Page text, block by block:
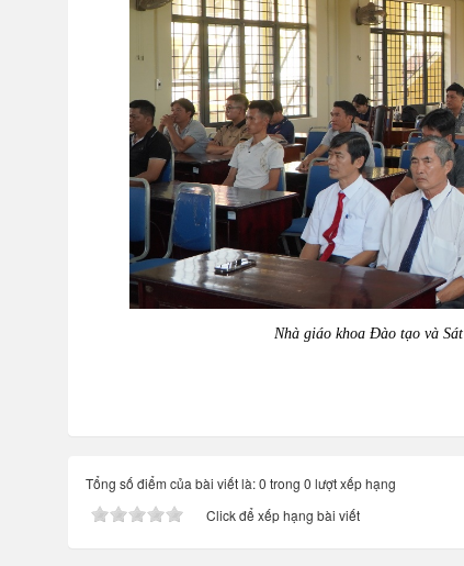
Nhà giáo khoa Đào tạo và
Tổng số điểm của bài viết là: 0 trong 0 lượt xếp hạng
Click để xếp hạng bài viết